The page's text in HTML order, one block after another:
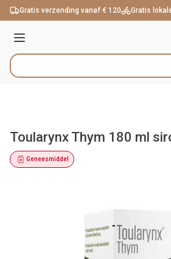
Ga naar de inhoud
Gratis verzending vanaf € 120 Gratis
Menu
Product, merk, categorie...
Toularynx Thym 180 ml
Geneesmiddel